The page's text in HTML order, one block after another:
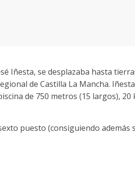
Iñesta, se desplazaba hasta
de Castilla La Mancha.
de 750 metros (15 largos),
puesto (consiguiendo